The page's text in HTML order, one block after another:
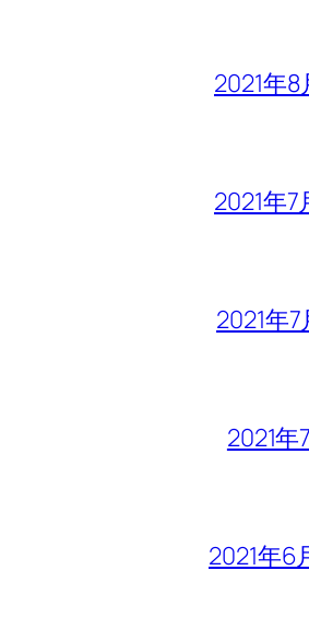
2021年8
2021年7
2021年7
2021年
2021年6